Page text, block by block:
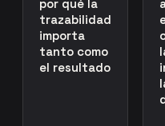
por qué la
trazabilidad
importa
tanto como
el resultado